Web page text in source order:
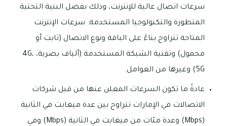
سرعات اتصال عالية للإنترنت، وذلك بفضل البنية التحتية
المتطورة والتكنولوجيا المستخدمة. سرعات الإنترنت
المتاحة تتراوح بناءً على الباقة ونوع الاتصال (ثابت أو
محمول) وتقنية الشبكة المستخدمة (ألياف بصرية، 4G،
5G) وغيرها من العوامل.
عادةً ما تكون السرعات المعلن عنها من قبل شركات
الاتصالات في الإمارات تتراوح بين عدة ميغابت في الثانية
(Mbps) وعدة مئات من ميغابت في الثانية (Mbps) وفي